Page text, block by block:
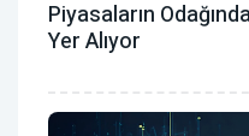
Piyasaların
Yer Alıyor